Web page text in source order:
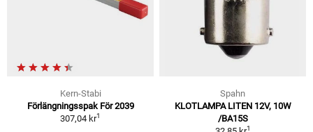
Kern-Stabi
Förlängningsspak För 2039
307,04 kr1
Spahn
KLOTLAMPA LITEN 12V, 10W
/BA15S
1